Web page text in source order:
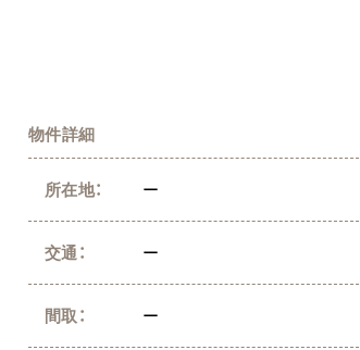
物件詳細
所在地： ー
交通： ー
間取： ー